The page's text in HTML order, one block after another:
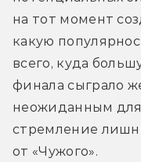
на тот момент
какую
всего, куда
финала сыграло
неожиданным
стремление
от «Чужого».